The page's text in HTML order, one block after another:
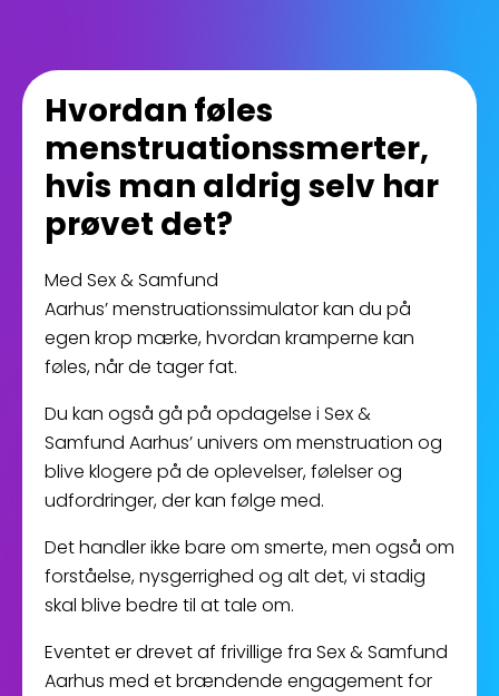
Hvordan føles
menstruationssmerter,
hvis man aldrig selv har
prøvet det?
Med Sex & Samfund
Aarhus’ menstruationssimulator kan du på
egen krop mærke, hvordan kramperne kan
føles, når de tager fat.
Du kan også gå på opdagelse i Sex &
Samfund Aarhus’ univers om menstruation og
blive klogere på de oplevelser, følelser og
udfordringer, der kan følge med.
Det handler ikke bare om smerte, men også om
forståelse, nysgerrighed og alt det, vi stadig
skal blive bedre til at tale om.
Eventet er drevet af frivillige fra Sex & Samfund
Aarhus med et brændende engagement for